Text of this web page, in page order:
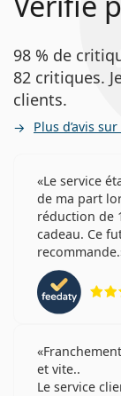
98 % de
82 critiques.
clients.
Plus d’avis
Le service
de ma part
réduction de
cadeau. Ce
recommande.
et vite..
Le service